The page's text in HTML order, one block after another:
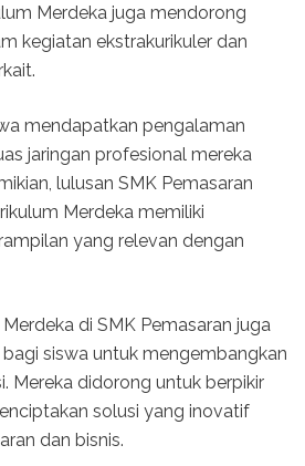
Merdeka juga mendorong
kegiatan ekstrakurikuler dan
mendapatkan pengalaman
jaringan profesional mereka
lulusan SMK Pemasaran
Merdeka memiliki
yang relevan dengan
di SMK Pemasaran juga
siswa untuk mengembangkan
Mereka didorong untuk berpikir
solusi yang inovatif
dan bisnis.